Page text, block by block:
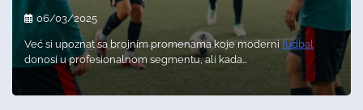
06/03/2025
Već si upoznat sa brojnim promenama koje modernifudbal
donosi u profesionalnom segmentu, ali kada…